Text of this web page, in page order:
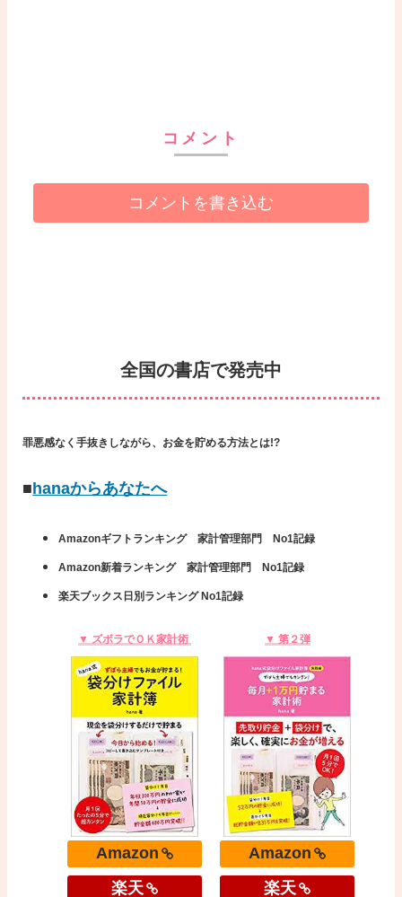
コメント
コメントを書き込む
全国の書店で発売中
罪悪感なく手抜きしながら、お金を貯める方法とは!?
■ hanaからあなたへ
Amazonギフトランキング 家計管理部門 No1記録
Amazon新着ランキング 家計管理部門 No1記録
楽天ブックス日別ランキング No1記録
▼ ズボラでＯＫ家計術
Amazon
楽天
▼ 第２弾
Amazon
楽天